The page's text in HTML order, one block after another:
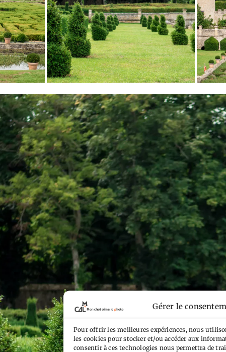
Gérer le
Pour offrir les meilleures expériences, nous
les cookies pour stocker et/ou accéder aux
consentir à ces technologies nous permettra de